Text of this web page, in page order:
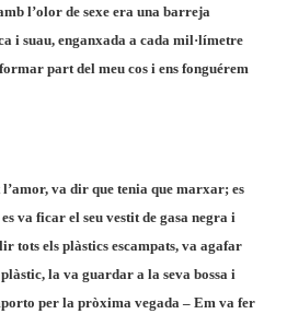
l’olor de sexe era una barreja
i suau, enganxada a cada mil·límetre
part del meu cos i ens fonguérem
l’amor, va dir que tenia que marxar; es
va ficar el seu vestit de gasa negra i
tots els plàstics escampats, va agafar
la va guardar a la seva bossa i
per la pròxima vegada – Em va fer